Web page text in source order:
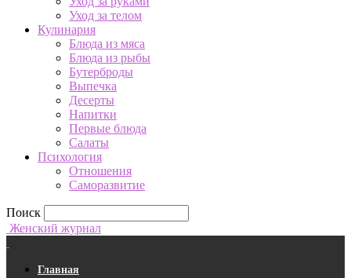
Уход за телом
Кулинария
Блюда из мяса
Блюда из рыбы
Бутерброды
Выпечка
Десерты
Напитки
Первые блюда
Салаты
Психология
Отношения
Саморазвитие
Поиск
Женский журнал
Главная